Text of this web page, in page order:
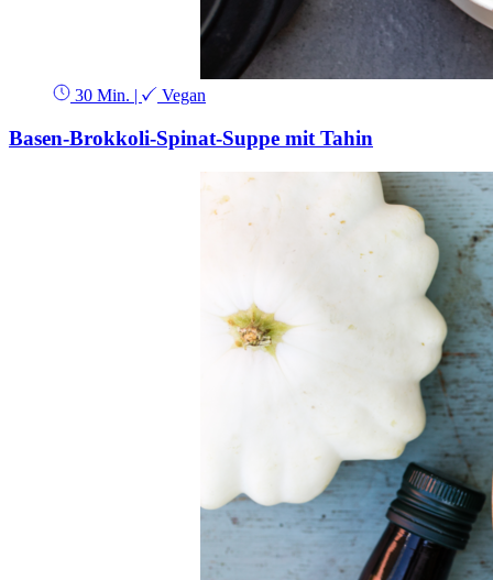
30 Min. | Vegan
Basen-Brokkoli-Spinat-Suppe mit Tahin